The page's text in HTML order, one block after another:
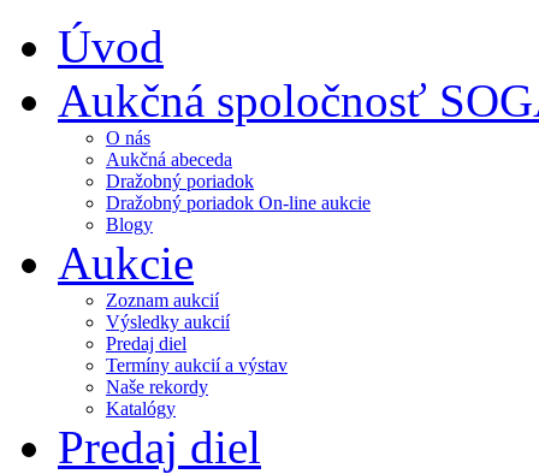
Úvod
Aukčná spoločnosť
O nás
Aukčná abeceda
Dražobný poriadok
Dražobný poriadok On-line aukcie
Blogy
Aukcie
Zoznam aukcií
Výsledky aukcií
Predaj diel
Termíny aukcií a výstav
Naše rekordy
Katalógy
Predaj diel